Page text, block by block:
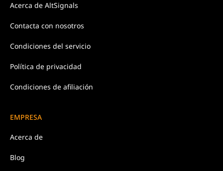
Acerca de AltSignals
Contacta con nosotros
Condiciones del servicio
Política de privacidad
Condiciones de afiliación
EMPRESA
Acerca de
Blog